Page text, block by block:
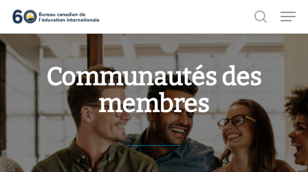
Aller
au
contenu
principalCommunautés des
membres
menu